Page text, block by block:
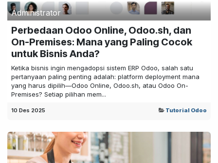
Administrator
Perbedaan Odoo Online, Odoo.sh, dan
On-Premises: Mana yang Paling Cocok
untuk Bisnis Anda?
Ketika bisnis ingin mengadopsi sistem ERP Odoo, salah satu
pertanyaan paling penting adalah: platform deployment mana
yang harus dipilih—Odoo Online, Odoo.sh, atau Odoo On-
Premises? Setiap pilihan mem...
10 Des 2025 Tutorial Odoo